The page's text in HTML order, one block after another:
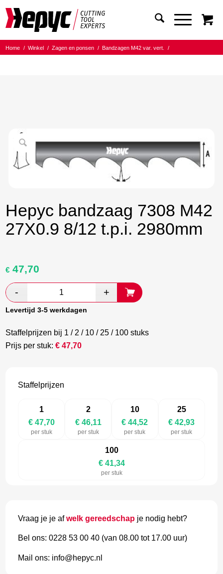
Home / Winkel / Zagen en ponsen / Bandzagen M42 var. vert.
/
Hepyc bandzaag 7308 M42
27X0.9 8/12 t.p.i. 2980mm
Oorspronkelijke
was:
€ 79,50.
€ 47,70
€ 46,11.
Levertijd 3-5 werkdagen
Staffelprijzen bij 1 / 2 / 10 / 25 / 100 stuks
Prijs per stuk:€47,70
Staffelprijzen
1
€ 47,70
per stuk
2
€ 46,11
per stuk
10
€ 44,52
per stuk
25
€ 42,93
per stuk
100
€ 41,34
per stuk
Vraag je je afwelk gereedschap je nodig hebt?
Bel ons: 0228 53 00 40 (van 08.00 tot 17.00 uur)
Mail ons: info@hepyc.nl